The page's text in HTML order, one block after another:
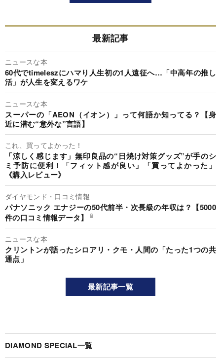
最新記事
ニュースな本
60代でtimeleszにハマり人生初の1人遠征へ…「中高年の推し
活」が人生を変えるワケ
ニュースな本
スーパーの「AEON（イオン）」って何語か知ってる？【身
近に潜む“意外な”言語】
これ、買ってよかった！
「涼しく感じます」無印良品の“日焼け対策グッズ”が手のシ
ミ予防に便利！「フィット感が良い」「買ってよかった」
《購入レビュー》
ダイヤモンド・口コミ情報
パナソニック エナジーの50代前半・次長級の年収は？【5000
件の口コミ情報データ】
ニュースな本
クリントンが語ったシロアリ・クモ・人間の「たった1つの共
通点」
最新記事一覧
DIAMOND SPECIAL一覧